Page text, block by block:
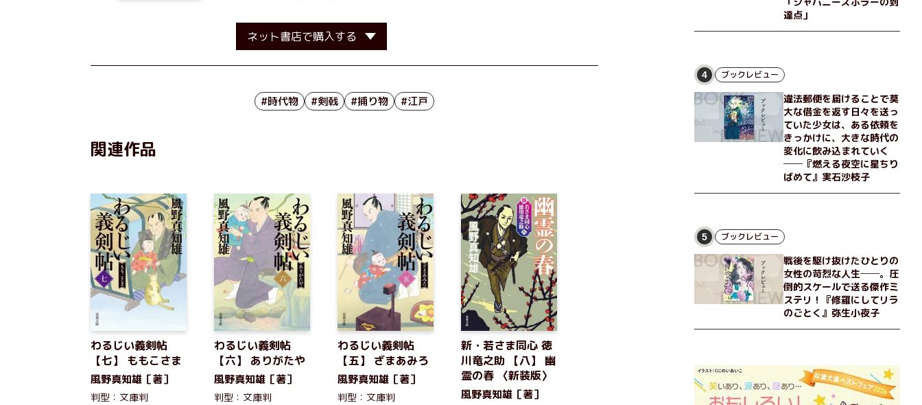
ネット書店で購入する
#時代物 #剣戟 #捕り物 #江戸
関連作品
わるじい義剣帖
【七】 ももこさま
風野真知雄［著］
判型：文庫判
わるじい義剣帖
【六】 ありがたや
風野真知雄［著］
判型：文庫判
わるじい義剣帖
【五】 ざまあみろ
風野真知雄［著］
判型：文庫判
新・若さま同心 徳
川竜之助 【八】 幽
霊の春 〈新装版〉
風野真知雄［著］
達点」
4 ブックレビュー
違法郵便を届けることで莫
大な借金を返す日々を送っ
ていた少女は、ある依頼を
きっかけに、大きな時代の
変化に飲み込まれていく
──『燃える夜空に星ちり
ばめて』実石沙枝子
5 ブックレビュー
戦後を駆け抜けたひとりの
女性の苛烈な人生──。圧
倒的スケールで送る傑作ミ
ステリ！『修羅にしてリラ
のごとく』弥生小夜子